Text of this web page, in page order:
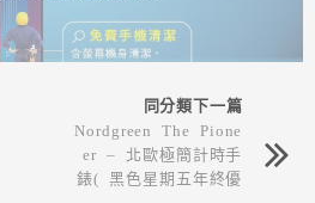
同分類下一篇
Nordgreen The Pione
er – 北歐極簡計時手
錶( 黑色星期五年終優